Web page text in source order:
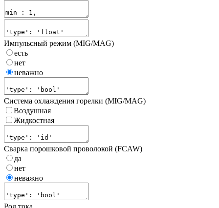
Импульсный режим (MIG/MAG)
есть
нет
неважно
Система охлаждения горелки (MIG/MAG)
Воздушная
Жидкостная
Сварка порошковой проволокой (FCAW)
да
нет
неважно
Род тока